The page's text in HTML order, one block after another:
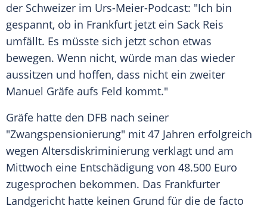
der Schweizer im Urs-Meier-Podcast: "Ich bin
gespannt, ob in Frankfurt jetzt ein Sack Reis
umfällt. Es müsste sich jetzt schon etwas
bewegen. Wenn nicht, würde man das wieder
aussitzen und hoffen, dass nicht ein zweiter
Manuel Gräfe aufs Feld kommt."
Gräfe hatte den DFB nach seiner
"Zwangspensionierung" mit 47 Jahren erfolgreich
wegen Altersdiskriminierung verklagt und am
Mittwoch eine Entschädigung von 48.500 Euro
zugesprochen bekommen. Das Frankfurter
Landgericht hatte keinen Grund für die de facto